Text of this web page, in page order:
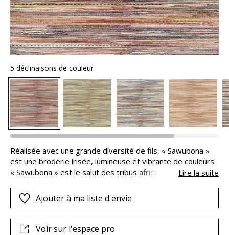
5 déclinaisons de couleur
Réalisée avec une grande diversité de fils, « Sawubona »
est une broderie irisée, lumineuse et vibrante de couleurs.
« Sawubona » est le salut des tribus africaines du Natal.
un mot précieux permettant de mettre l’autre en lumière
avec ses qualités, ses nuances, ses différences. Sur une
camaïeux, à l’image de la beauté du geste.
Lire la suite
Ajouter à ma liste d'envie
Voir sur l'espace pro